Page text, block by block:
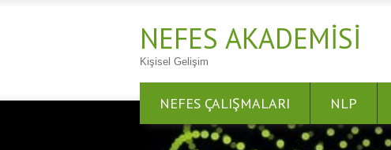
NEFES AKADEMISI
Kişisel Gelişim
NEFES ÇALIŞMALARI NLP